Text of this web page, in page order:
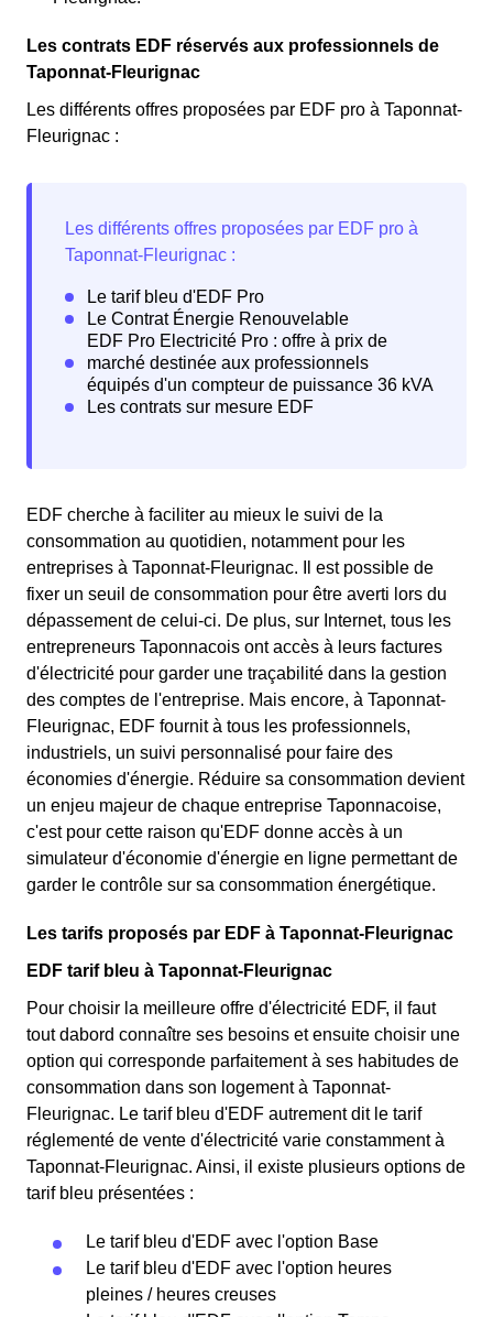
Les contrats EDF réservés aux professionnels de
Taponnat-Fleurignac
Les différents offres proposées par EDF pro à Taponnat-
Fleurignac :
EDF cherche à faciliter au mieux le suivi de la
consommation au quotidien, notamment pour les
entreprises à Taponnat-Fleurignac. Il est possible de
fixer un seuil de consommation pour être averti lors du
dépassement de celui-ci. De plus, sur Internet, tous les
entrepreneurs Taponnacois ont accès à leurs factures
d'électricité pour garder une traçabilité dans la gestion
des comptes de l'entreprise. Mais encore, à Taponnat-
Fleurignac, EDF fournit à tous les professionnels,
industriels, un suivi personnalisé pour faire des
économies d'énergie. Réduire sa consommation devient
un enjeu majeur de chaque entreprise Taponnacoise,
c'est pour cette raison qu'EDF donne accès à un
simulateur d'économie d'énergie en ligne permettant de
garder le contrôle sur sa consommation énergétique.
Les tarifs proposés par EDF à Taponnat-Fleurignac
EDF tarif bleu à Taponnat-Fleurignac
Pour choisir la meilleure offre d'électricité EDF, il faut
tout dabord connaître ses besoins et ensuite choisir une
option qui corresponde parfaitement à ses habitudes de
consommation dans son logement à Taponnat-
Fleurignac. Le tarif bleu d'EDF autrement dit le tarif
réglementé de vente d'électricité varie constamment à
Taponnat-Fleurignac. Ainsi, il existe plusieurs options de
tarif bleu présentées :
Le tarif bleu d'EDF avec l'option Base
Le tarif bleu d'EDF avec l'option heures
pleines / heures creuses